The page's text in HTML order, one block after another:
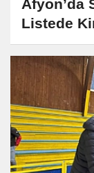
Afyon’da
Listede